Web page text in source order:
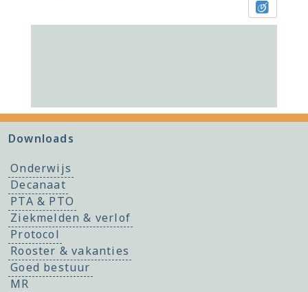
Downloads
Onderwijs
Decanaat
PTA & PTO
Ziekmelden & verlof
Protocol
Rooster & vakanties
Goed bestuur
MR